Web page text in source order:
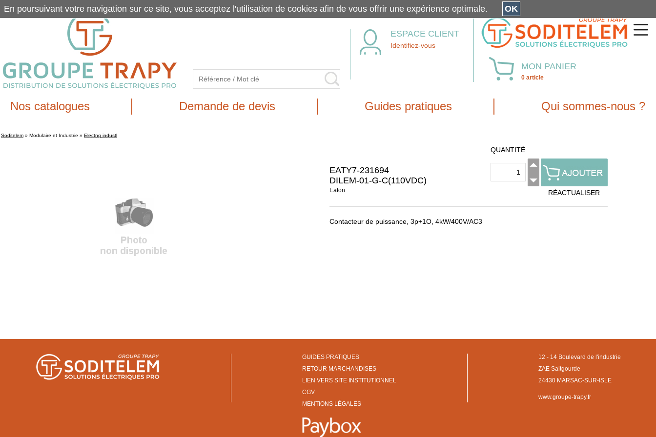
ESPACE CLIENT
Identifiez-vous
MON PANIER
0 article
Nos catalogues Demande de devis Guides pratiques Qui sommes-nous ?
Soditelem » Modulaire et Industrie » Electnq industl
EATY7-231694
DILEM-01-G-C(110VDC)
Eaton
QUANTITÉ
RÉACTUALISER
Contacteur de puissance, 3p+1O, 4kW/400V/AC3
GUIDES PRATIQUES
RETOUR MARCHANDISES
LIEN VERS SITE INSTITUTIONNEL
CGV
MENTIONS LÉGALES
12 - 14 Boulevard de l'industrie
ZAE Saltgourde
24430 MARSAC-SUR-ISLE
www.groupe-trapy.fr
En poursuivant votre navigation sur ce site, vous acceptez l'utilisation de cookies afin de vous offrir une expérience optimale. OK